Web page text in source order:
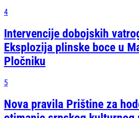
4
Intervencije dobojskih
Eksplozija plinske boce u
Pločniku
5
Nova pravila Prištine za